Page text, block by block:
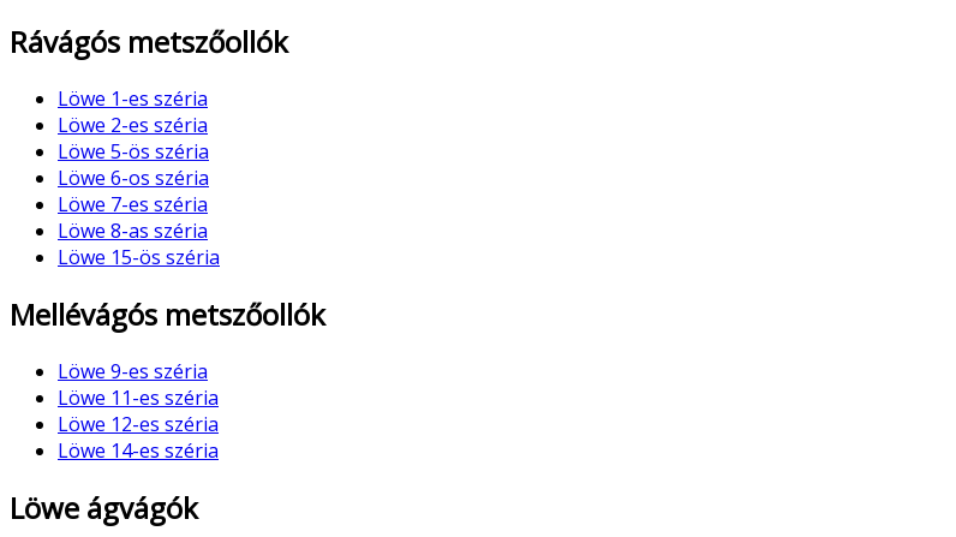
Rávágós metszőollók
Löwe 1-es széria
Löwe 2-es széria
Löwe 5-ös széria
Löwe 6-os széria
Löwe 7-es széria
Löwe 8-as széria
Löwe 15-ös széria
Mellévágós metszőollók
Löwe 9-es széria
Löwe 11-es széria
Löwe 12-es széria
Löwe 14-es széria
Löwe ágvágók